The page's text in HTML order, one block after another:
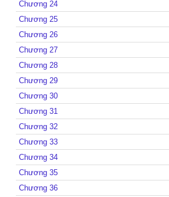
Chương 24
Chương 25
Chương 26
Chương 27
Chương 28
Chương 29
Chương 30
Chương 31
Chương 32
Chương 33
Chương 34
Chương 35
Chương 36